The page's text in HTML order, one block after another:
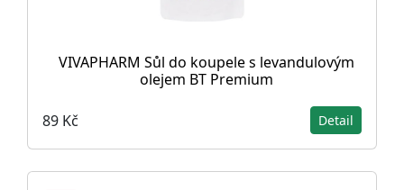
VIVAPHARM Sůl do koupele s levandulovým
olejem BT Premium
89 Kč Detail